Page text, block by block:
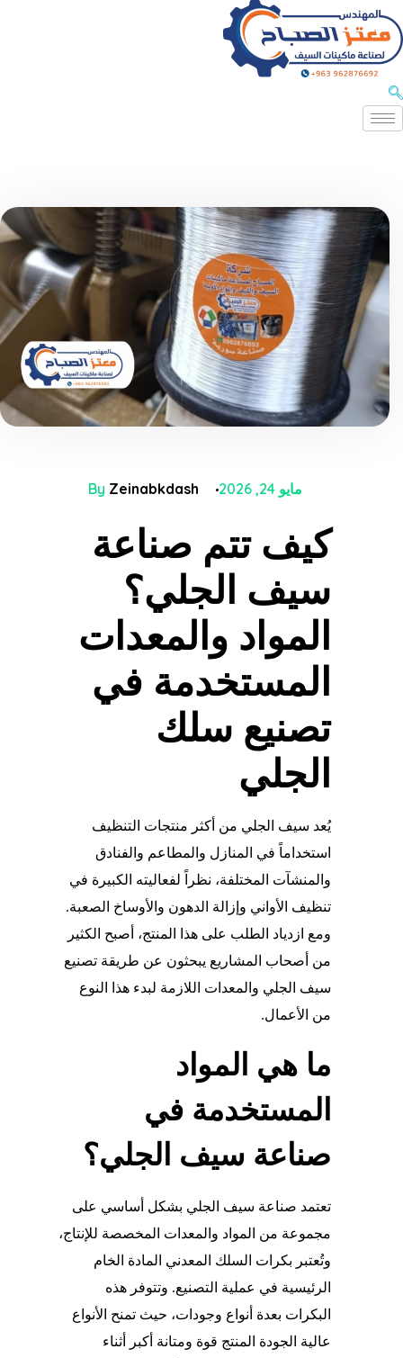
شركة الصباح لصناعة آلات سيف الجلي وصناعة ماكينات الليف و خلاطات المواد الكيميائية والتجميلية وجميع ملحقاتها وقطع غيارها.
مايو 24, 2026 By Zeinabkdash
كيف تتم صناعة
سيف الجلي؟
المواد والمعدات
المستخدمة في
تصنيع سلك
الجلي
يُعد سيف الجلي من أكثر منتجات التنظيف
استخداماً في المنازل والمطاعم والفنادق
والمنشآت المختلفة، نظراً لفعاليته الكبيرة في
تنظيف الأواني وإزالة الدهون والأوساخ الصعبة.
ومع ازدياد الطلب على هذا المنتج، أصبح الكثير
من أصحاب المشاريع يبحثون عن طريقة تصنيع
سيف الجلي والمعدات اللازمة لبدء هذا النوع
من الأعمال.
ما هي المواد
المستخدمة في
صناعة سيف الجلي؟
تعتمد صناعة سيف الجلي بشكل أساسي على
مجموعة من المواد والمعدات المخصصة للإنتاج،
وتُعتبر بكرات السلك المعدني المادة الخام
الرئيسية في عملية التصنيع. وتتوفر هذه
البكرات بعدة أنواع وجودات، حيث تمنح الأنواع
عالية الجودة المنتج قوة ومتانة أكبر أثناء